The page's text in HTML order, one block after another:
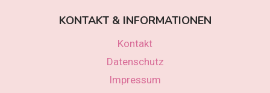
KONTAKT & INFORMATIONEN
Kontakt
Datenschutz
Impressum